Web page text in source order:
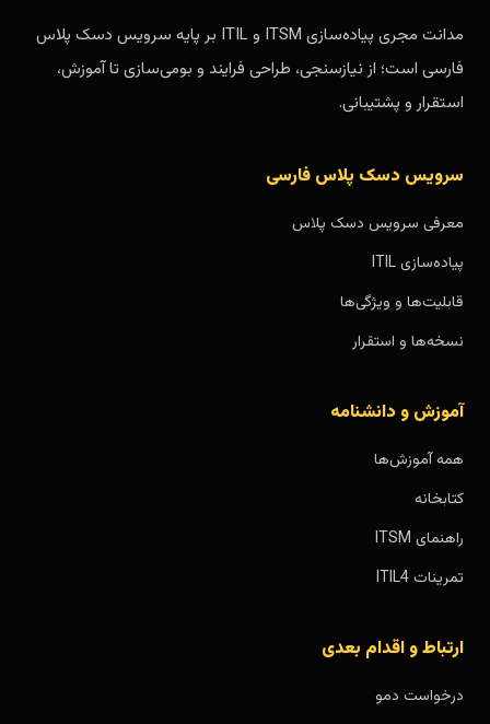
مدانت مجری پیاده‌سازی ITSM و ITIL بر پایه سرویس دسک پلاس
فارسی است؛ از نیازسنجی، طراحی فرایند و بومی‌سازی تا آموزش،
استقرار و پشتیبانی.
سرویس دسک پلاس فارسی
معرفی سرویس دسک پلاس
پیاده‌سازی ITIL
قابلیت‌ها و ویژگی‌ها
نسخه‌ها و استقرار
آموزش و دانشنامه
همه آموزش‌ها
کتابخانه
راهنمای ITSM
تمرینات ITIL4
ارتباط و اقدام بعدی
درخواست دمو